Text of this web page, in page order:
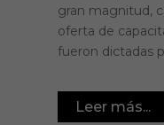
gran magnitud,
oferta de
fueron dictadas
Leer más...